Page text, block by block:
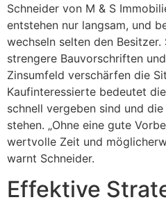
Schneider von M & S
entstehen nur langsam, und
wechseln selten den Besitzer.
strengere Bauvorschriften
Zinsumfeld verschärfen die
Kaufinteressierte bedeutet
schnell vergeben sind und
stehen. „Ohne eine gute
wertvolle Zeit und
warnt Schneider.
Effektive